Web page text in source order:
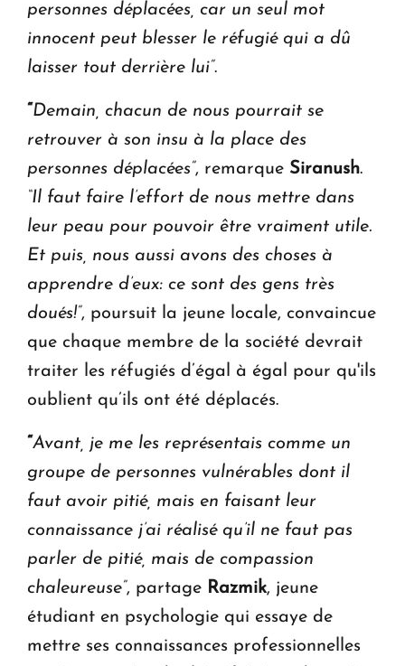
personnes déplacées, car un seul mot
innocent peut blesser le réfugié qui a dû
laisser tout derrière lui”.
“Demain, chacun de nous pourrait se
retrouver à son insu à la place des
personnes déplacées”, remarque Siranush.
“Il faut faire l’effort de nous mettre dans
leur peau pour pouvoir être vraiment utile.
Et puis, nous aussi avons des choses à
apprendre d’eux: ce sont des gens très
doués!”, poursuit la jeune locale, convaincue
que chaque membre de la société devrait
traiter les réfugiés d’égal à égal pour qu'ils
oublient qu’ils ont été déplacés.
“Avant, je me les représentais comme un
groupe de personnes vulnérables dont il
faut avoir pitié, mais en faisant leur
connaissance j’ai réalisé qu’il ne faut pas
parler de pitié, mais de compassion
chaleureuse”, partage Razmik, jeune
étudiant en psychologie qui essaye de
mettre ses connaissances professionnelles